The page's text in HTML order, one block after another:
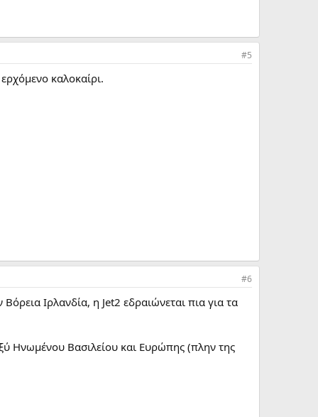
#5
καλοκαίρι.
#6
Ιρλανδία, η Jet2 εδραιώνεται πια για τα
Ηνωμένου Βασιλείου και Ευρώπης (πλην της